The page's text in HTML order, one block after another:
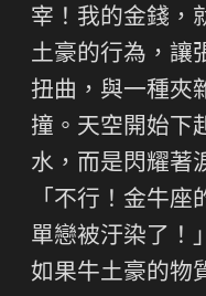
宰！我的金錢，
土豪的行為，讓
扭曲，與一種夾
撞。天空開始下
水，而是閃耀著
「不行！金牛
單戀被汙染了！
如果牛土豪的物